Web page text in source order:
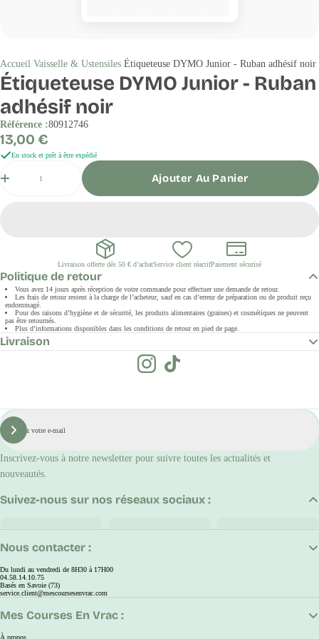
Accueil Vaisselle & Ustensiles Étiqueteuse DYMO Junior - Ruban adhésif noir
Étiqueteuse DYMO Junior - Ruban
adhésif noir
Référence :80912746
Prix
régulier
13,00 €
En stock et prêt à être expédié
Ajouter Au Panier
Livraison offerte dès 50 € d’achatService client réactifPaiement sécurisé
Politique de retour
Vous avez 14 jours après réception de votre commande pour effectuer une demande de retour.
Les frais de retour restent à la charge de l’acheteur, sauf en cas d’erreur de préparation ou de produit reçu
endommagé.
Pour des raisons d’hygiène et de sécurité, les produits alimentaires (graines) et cosmétiques ne peuvent
pas être retournés.
Plus d’informations disponibles dans les conditions de retour en pied de page.
Livraison
E-
mail
S'inscrire
Inscrivez-vous à notre newsletter pour suivre toutes les actualités et
nouveautés.
Nous contacter :
Du lundi au vendredi de 8H30 à 17H00
04.58.14.10.75
Basés en Savoie (73)
service.client@mescoursesenvrac.com
Mes Courses En Vrac :
À propos
Suivez-nous sur nos réseaux sociaux :